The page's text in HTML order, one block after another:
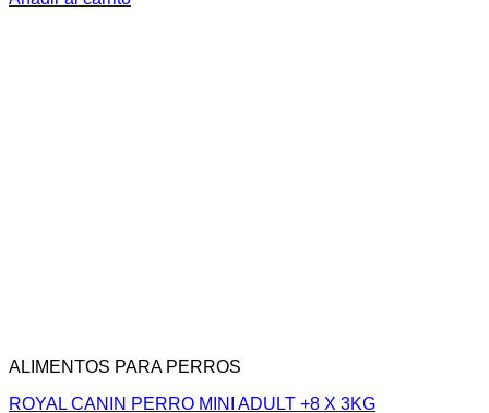
ALIMENTOS PARA PERROS
ROYAL CANIN PERRO MINI ADULT +8 X 3KG